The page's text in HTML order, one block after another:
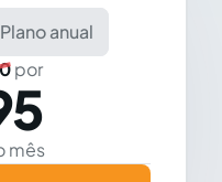
Plano anual
por
mês